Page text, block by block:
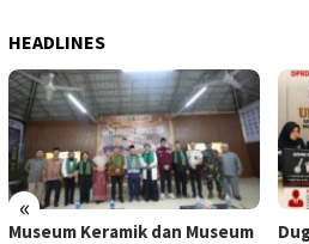
HEADLINES
«
Museum Keramik dan Museum